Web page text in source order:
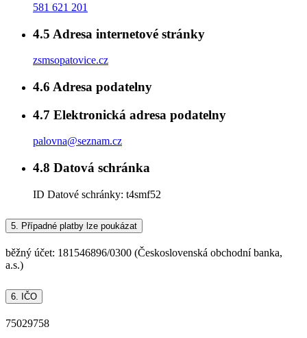
581 621 201
4.5 Adresa internetové stránky
zsmsopatovice.cz
4.6 Adresa podatelny
4.7 Elektronická adresa podatelny
palovna@seznam.cz
4.8 Datová schránka
ID Datové schránky: t4smf52
5. Případné platby lze poukázat
běžný účet: 181546896/0300 (Československá obchodní banka,
a.s.)
6. IČO
75029758